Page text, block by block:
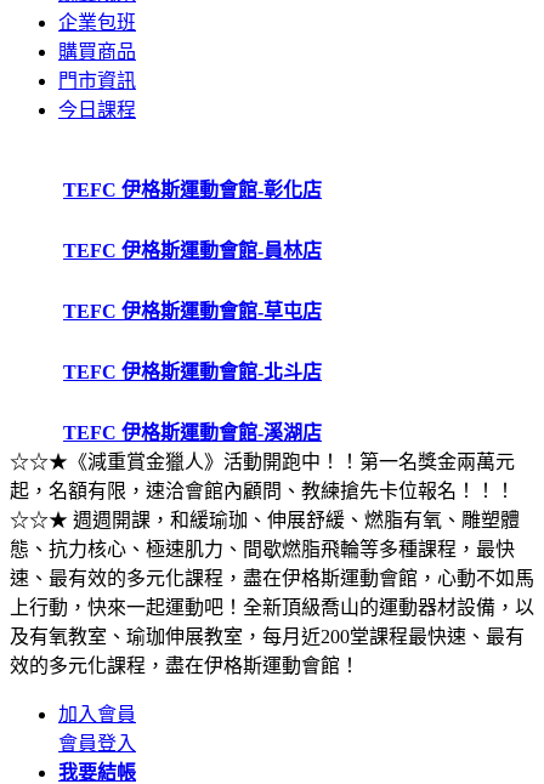
企業包班
購買商品
門市資訊
今日課程
TEFC 伊格斯運動會館-彰化店
TEFC 伊格斯運動會館-員林店
TEFC 伊格斯運動會館-草屯店
TEFC 伊格斯運動會館-北斗店
TEFC 伊格斯運動會館-溪湖店
☆☆★《減重賞金獵人》活動開跑中！！第一名獎金兩萬元
起，名額有限，速洽會館內顧問、教練搶先卡位報名！！！
☆☆★ 週週開課，和緩瑜珈、伸展舒緩、燃脂有氧、雕塑體
態、抗力核心、極速肌力、間歇燃脂飛輪等多種課程，最快
速、最有效的多元化課程，盡在伊格斯運動會館，心動不如馬
上行動，快來一起運動吧！全新頂級喬山的運動器材設備，以
及有氧教室、瑜珈伸展教室，每月近200堂課程最快速、最有
效的多元化課程，盡在伊格斯運動會館！
加入會員
會員登入
我要結帳